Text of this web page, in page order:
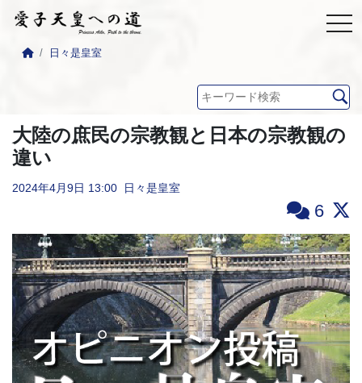
日々是皇室
大陸の庶民の宗教観と日本の宗教観の
違い
2024年4月9日 13:00 日々是皇室
6